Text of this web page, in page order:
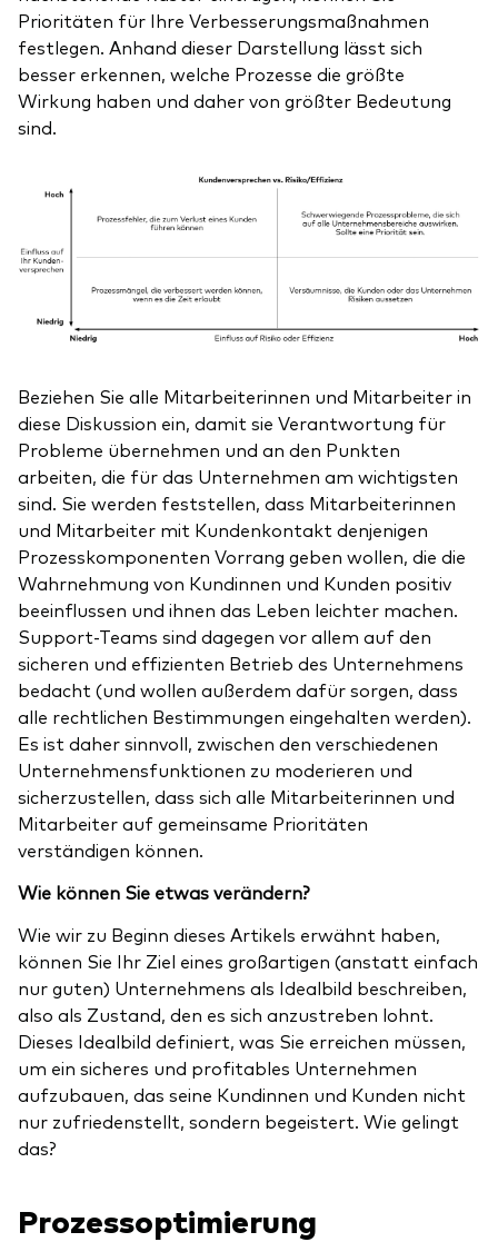
Prioritäten für Ihre Verbesserungsmaßnahmen
festlegen. Anhand dieser Darstellung lässt sich
besser erkennen, welche Prozesse die größte
Wirkung haben und daher von größter Bedeutung
sind.
Beziehen Sie alle Mitarbeiterinnen und Mitarbeiter in
diese Diskussion ein, damit sie Verantwortung für
Probleme übernehmen und an den Punkten
arbeiten, die für das Unternehmen am wichtigsten
sind. Sie werden feststellen, dass Mitarbeiterinnen
und Mitarbeiter mit Kundenkontakt denjenigen
Prozesskomponenten Vorrang geben wollen, die die
Wahrnehmung von Kundinnen und Kunden positiv
beeinflussen und ihnen das Leben leichter machen.
Support-Teams sind dagegen vor allem auf den
sicheren und effizienten Betrieb des Unternehmens
bedacht (und wollen außerdem dafür sorgen, dass
alle rechtlichen Bestimmungen eingehalten werden).
Es ist daher sinnvoll, zwischen den verschiedenen
Unternehmensfunktionen zu moderieren und
sicherzustellen, dass sich alle Mitarbeiterinnen und
Mitarbeiter auf gemeinsame Prioritäten
verständigen können.
Wie können Sie etwas verändern?
Wie wir zu Beginn dieses Artikels erwähnt haben,
können Sie Ihr Ziel eines großartigen (anstatt einfach
nur guten) Unternehmens als Idealbild beschreiben,
also als Zustand, den es sich anzustreben lohnt.
Dieses Idealbild definiert, was Sie erreichen müssen,
um ein sicheres und profitables Unternehmen
aufzubauen, das seine Kundinnen und Kunden nicht
nur zufriedenstellt, sondern begeistert. Wie gelingt
das?
Prozessoptimierung